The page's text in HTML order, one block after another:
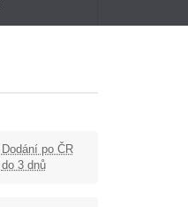
Dodání po ČR
do 3 dnů